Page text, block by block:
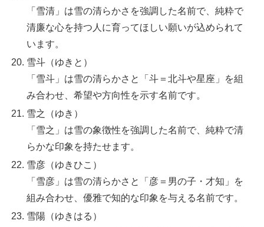
「雪清」は雪の清らかさを強調した名前で、純粋で
清廉な心を持つ人に育ってほしい願いが込められて
います。
雪斗（ゆきと）
「雪斗」は雪の清らかさと「斗＝北斗や星座」を組
み合わせ、希望や方向性を示す名前です。
雪之（ゆき）
「雪之」は雪の象徴性を強調した名前で、純粋で清
らかな印象を持たせます。
雪彦（ゆきひこ）
「雪彦」は雪の清らかさと「彦＝男の子・才知」を
組み合わせ、優雅で知的な印象を与える名前です。
雪陽（ゆきはる）